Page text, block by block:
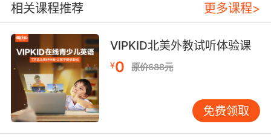
相关课程推荐 更多课程>
VIPKID北美外教试听体验课
¥0 原价688元
免费领取